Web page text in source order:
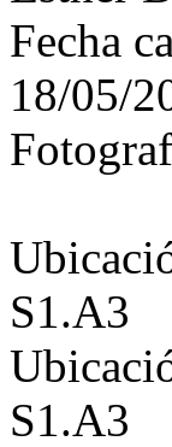
Fecha
18/05/
S1.A3
S1.A3